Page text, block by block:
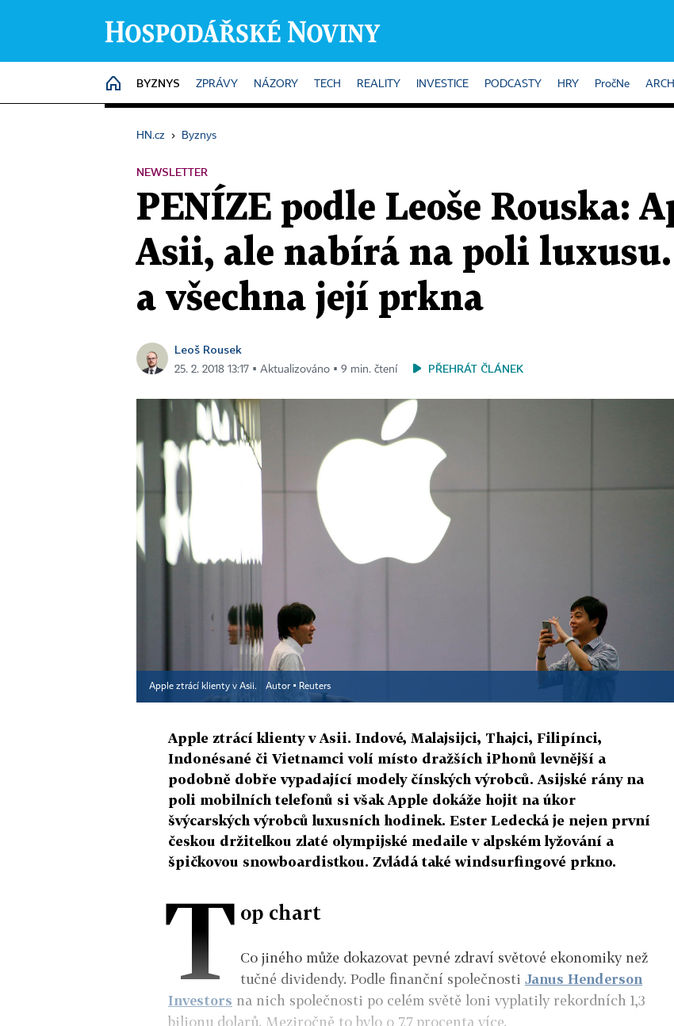
HOME
BYZNYS ZPRÁVY NÁZORY TECH REALITY INVESTICE PODCASTY HRY PročNe
HN.cz › Byznys
NEWSLETTER
PENÍZE podle Leoše Rouska:
Asii, ale nabírá na poli luxusu.
a všechna její prkna
Leoš Rousek
25. 2. 2018 13:17 ▪ Aktualizováno ▪ 9 min. čtení PŘEHRÁT ČLÁNEK
Apple ztrácí klienty v Asii. Autor ▪ Reuters
Apple ztrácí klienty v Asii. Indové, Malajsijci, Thajci, Filipínci,
Indonésané či Vietnamci volí místo dražších iPhonů levnější a
podobně dobře vypadající modely čínských výrobců. Asijské rány na
poli mobilních telefonů si však Apple dokáže hojit na úkor
švýcarských výrobců luxusních hodinek. Ester Ledecká je nejen první
českou držitelkou zlaté olympijské medaile v alpském lyžování a
špičkovou snowboardistkou. Zvládá také windsurfingové prkno.
T op chart
Co jiného může dokazovat pevné zdraví světové ekonomiky než
tučné dividendy. Podle finanční společnosti Janus Henderson
Investors na nich společnosti po celém světě loni vyplatily rekordních 1,3
bilionu dolarů. Meziročně to bylo o 7,7 procenta více.